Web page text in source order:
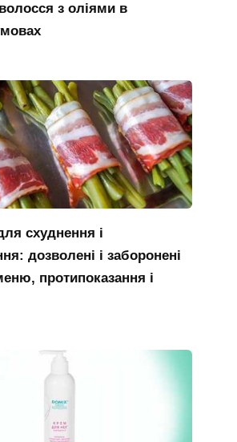
з оліями в
схуднення і
дозволені і заборонені
протипоказання і